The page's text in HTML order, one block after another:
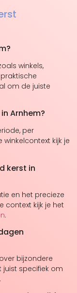
winkels,
om de juiste
Arnhem?
per
kijk je
kerst in
en het precieze
context kijk je het
.
bijzondere
juist specifiek om